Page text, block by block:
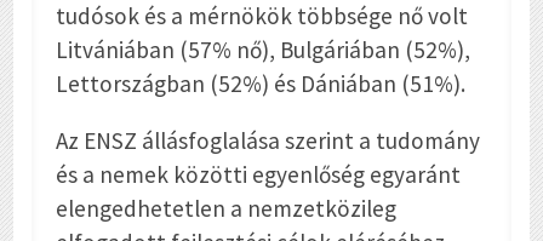
tudósok és a mérnökök többsége nő volt
Litvániában (57% nő), Bulgáriában (52%),
Lettországban (52%) és Dániában (51%).
Az ENSZ állásfoglalása szerint a tudomány
és a nemek közötti egyenlőség egyaránt
elengedhetetlen a nemzetközileg